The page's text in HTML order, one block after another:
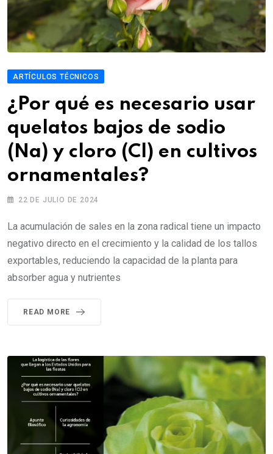
ARTÍCULOS TÉCNICOS
¿Por qué es necesario usar
quelatos bajos de sodio
(Na) y cloro (Cl) en cultivos
ornamentales?
22 DE JULIO DE 2024
La acumulación de sales en la zona radical tiene un impacto
negativo directo en el crecimiento y la calidad de los tallos
exportables, reduciendo la capacidad de la planta para
absorber agua y nutrientes
READ MORE